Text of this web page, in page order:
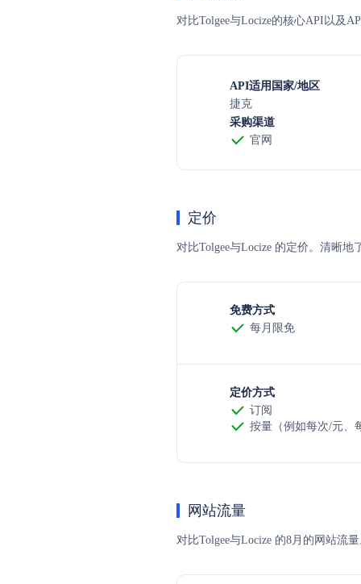
对比Tolgee与Locize的核心API以及
API适用国家/地区
捷克
采购渠道
官网
定价
对比Tolgee与Locize 的定价。清晰
免费方式
每月限免
定价方式
订阅
按量（例如每次/元、
网站流量
对比Tolgee与Locize 的8月的网站流